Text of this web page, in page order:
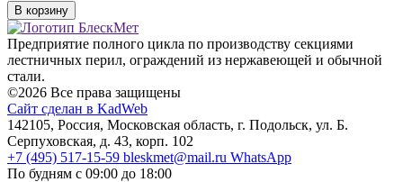
В корзину
Предприятие полного цикла по производству секциями
лестничных перил, ограждений из нержавеющей и обычной
стали.
©2026 Все права защищены
Сайт сделан в KadWeb
142105, Россия, Московская область, г. Подольск, ул. Б.
Серпуховская, д. 43, корп. 102
+7 (495) 517-15-59 bleskmet@mail.ru WhatsApp
По будням с 09:00 до 18:00